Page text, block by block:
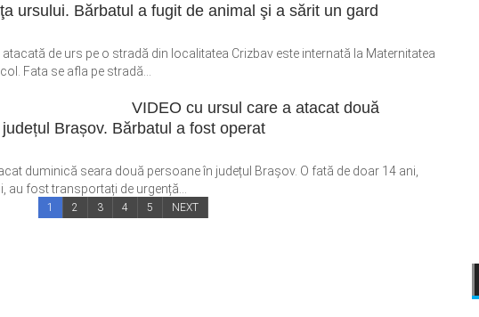
ursului. Bărbatul a fugit de animal şi a sărit un gard
de urs pe o stradă din localitatea Crizbav este internată la Maternitatea
Fata se afla pe stradă...
VIDEO cu ursul care a atacat două
Brașov. Bărbatul a fost operat
duminică seara două persoane în județul Brașov. O fată de doar 14 ani,
au fost transportați de urgență...
1 2 3 4 5 NEXT